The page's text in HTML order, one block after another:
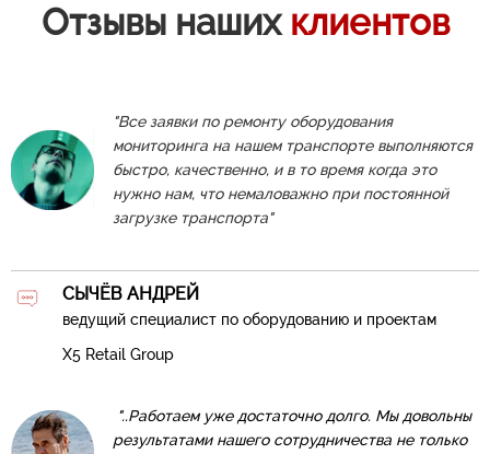
Отзывы наших клиентов
"Все заявки по ремонту оборудования
мониторинга на нашем транспорте выполняются
быстро, качественно, и в то время когда это
нужно нам, что немаловажно при постоянной
загрузке транспорта"
CЫЧЁВ АНДРЕЙ
ведущий специалист по оборудованию и проектам
Х5 Retail Group
"..Работаем уже достаточно долго. Мы довольны
результатами нашего сотрудничества не только